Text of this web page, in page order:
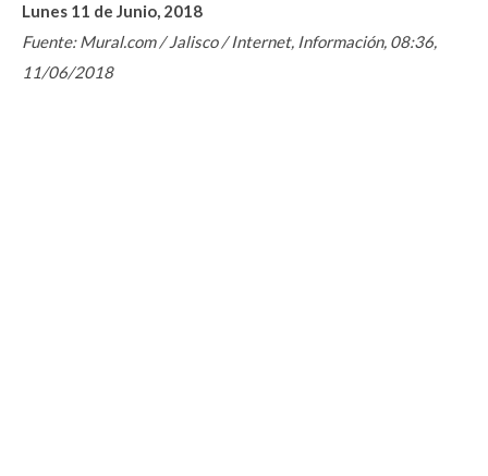
Lunes 11 de Junio, 2018
Fuente: Mural.com / Jalisco / Internet, Información, 08:36,
11/06/2018